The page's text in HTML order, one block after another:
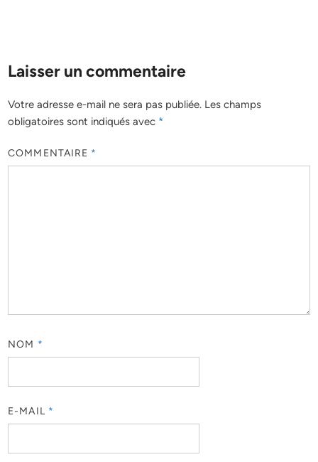
Laisser un commentaire
Votre adresse e-mail ne sera pas publiée. Les champs
obligatoires sont indiqués avec *
COMMENTAIRE *
NOM *
E-MAIL *